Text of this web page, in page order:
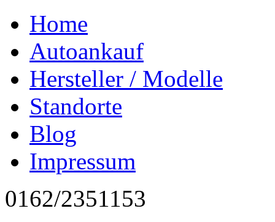
Home
Autoankauf
Hersteller / Modelle
Standorte
Blog
Impressum
0162/2351153